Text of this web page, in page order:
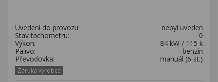
Uvedení do provozu:
nebyl uveden
Stav tachometru:
0
Výkon:
84 kW / 115 k
Palivo:
benzín
Převodovka:
manuál (6 st.)
Záruka výrobce